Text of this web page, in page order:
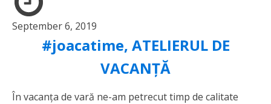
September 6, 2019
#joacatime, ATELIERUL DE
VACANȚĂ
În vacanța de vară ne-am petrecut timp de calitate